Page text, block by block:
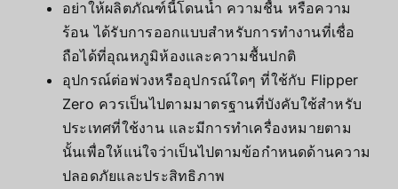
อย่าให้ผลิตภัณฑ์นี้โดนน้ำ ความชื้น หรือความ
ร้อน ได้รับการออกแบบสำหรับการทำงานที่เชื่อ
ถือได้ที่อุณหภูมิห้องและความชื้นปกติ
อุปกรณ์ต่อพ่วงหรืออุปกรณ์ใดๆ ที่ใช้กับ Flipper
Zero ควรเป็นไปตามมาตรฐานที่บังคับใช้สำหรับ
ประเทศที่ใช้งาน และมีการทำเครื่องหมายตาม
นั้นเพื่อให้แน่ใจว่าเป็นไปตามข้อกำหนดด้านความ
ปลอดภัยและประสิทธิภาพ